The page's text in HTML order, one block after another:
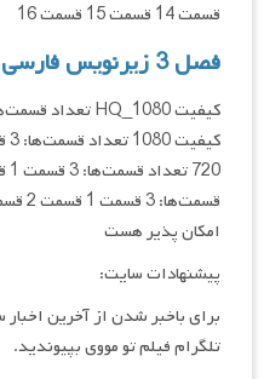
قسمت 14 قسمت 15 قسمت 16
فصل 3 زیرنویس فارسی چسبیده
امکان پذیر هست
پیشنهادات سایت:
برای باخبر شدن از آخرین اخبار
تلگرام فیلم تو مووی بپیوندید.